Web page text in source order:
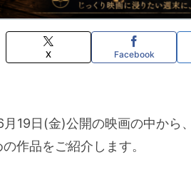
X Facebook
19日(金)公開の映画の中から、
作品をご紹介します。